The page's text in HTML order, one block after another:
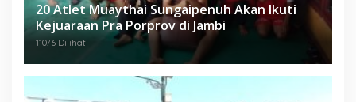
20 Atlet Muaythai Sungaipenuh Akan Ikuti
Kejuaraan Pra Porprov di Jambi
11076 Dilihat